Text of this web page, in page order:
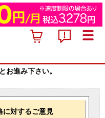
お進み下さい。
に対するご意見